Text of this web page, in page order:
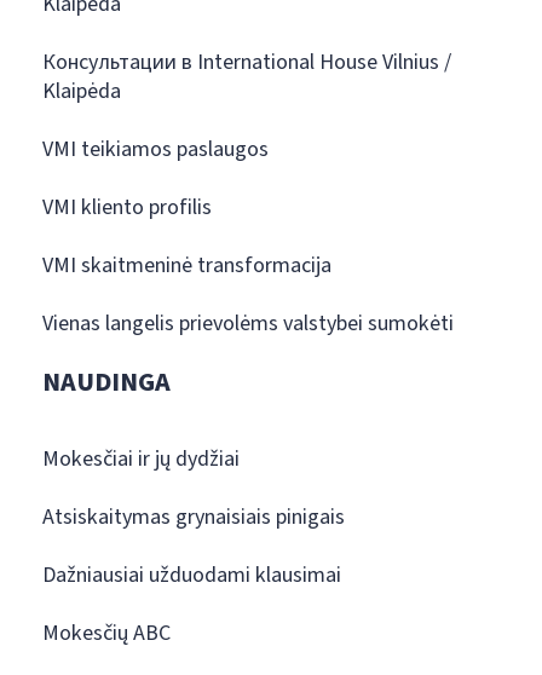
Консультации в International House Vilnius /
Klaipėda
VMI teikiamos paslaugos
VMI kliento profilis
VMI skaitmeninė transformacija
Vienas langelis prievolėms valstybei sumokėti
NAUDINGA
Mokesčiai ir jų dydžiai
Atsiskaitymas grynaisiais pinigais
Dažniausiai užduodami klausimai
Mokesčių ABC